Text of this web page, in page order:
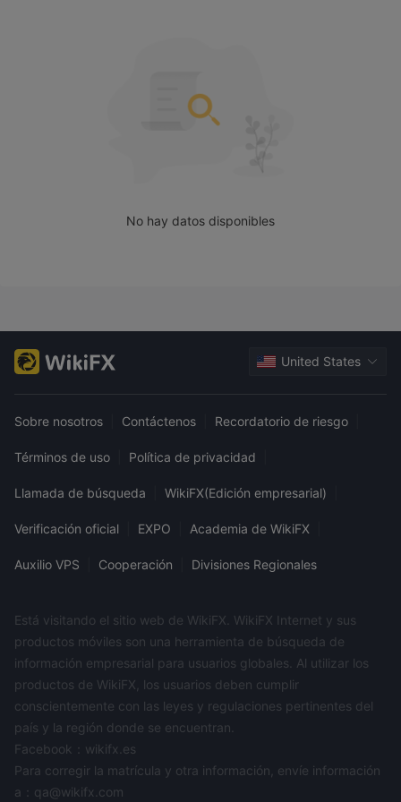
H Global Trade menciona su estructura de tarifas.
No hay datos disponibles
United States
Sobre nosotros Contáctenos Recordatorio de riesgo
Términos de uso Política de privacidad
Llamada de búsqueda WikiFX(Edición empresarial)
Verificación oficial EXPO Academia de WikiFX
Auxilio VPS Cooperación Divisiones Regionales
Está visitando el sitio web de WikiFX. WikiFX Internet y sus
productos móviles son una herramienta de búsqueda de
información empresarial para usuarios globales. Al utilizar los
productos de WikiFX, los usuarios deben cumplir
conscientemente con las leyes y regulaciones pertinentes del
país y la región donde se encuentran.
Facebook：wikifx.es
Para corregir la matrícula y otra información, envíe información
a：qa@wikifx.com